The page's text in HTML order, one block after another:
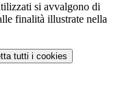
si avvalgono di
finalità illustrate nella
tutti i cookies